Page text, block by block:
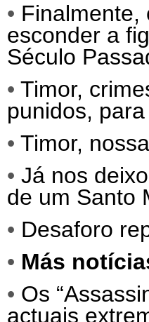
• Finalmente,
esconder a
Século
• Timor,
punidos,
• Timor,
• Já nos
de um Santo
• Desaforo
• Más
• Os
actuais